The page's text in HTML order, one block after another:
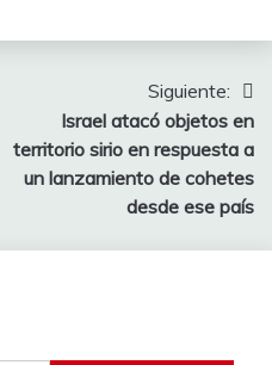
Siguiente:
Israel atacó objetos en
territorio sirio en respuesta a
un lanzamiento de cohetes
desde ese país